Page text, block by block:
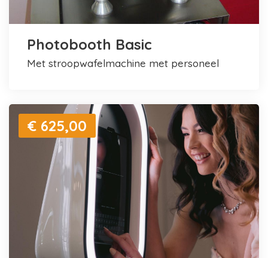
Photobooth Basic
met stroopwafelmachine met personeel
€ 625,00